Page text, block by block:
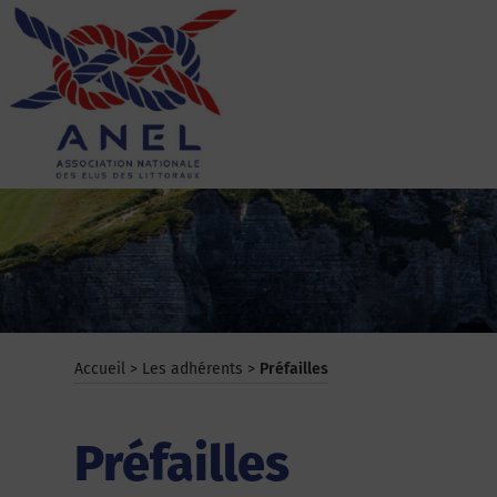
Aller
contenu
ANEL
Accueil > Les adhérents > Préfailles
Préfailles